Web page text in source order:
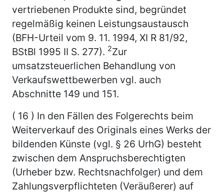
vertriebenen Produkte sind, begründet
regelmäßig keinen Leistungsaustausch
(BFH-Urteil vom 9. 11. 1994, XI R 81/92,
BStBl 1995 II S. 277). 2Zur
umsatzsteuerlichen Behandlung von
Verkaufswettbewerben vgl. auch
Abschnitte 149 und 151.
( 16 ) In den Fällen des Folgerechts beim
Weiterverkauf des Originals eines Werks der
bildenden Künste (vgl. § 26 UrhG) besteht
zwischen dem Anspruchsberechtigten
(Urheber bzw. Rechtsnachfolger) und dem
Zahlungsverpflichteten (Veräußerer) auf